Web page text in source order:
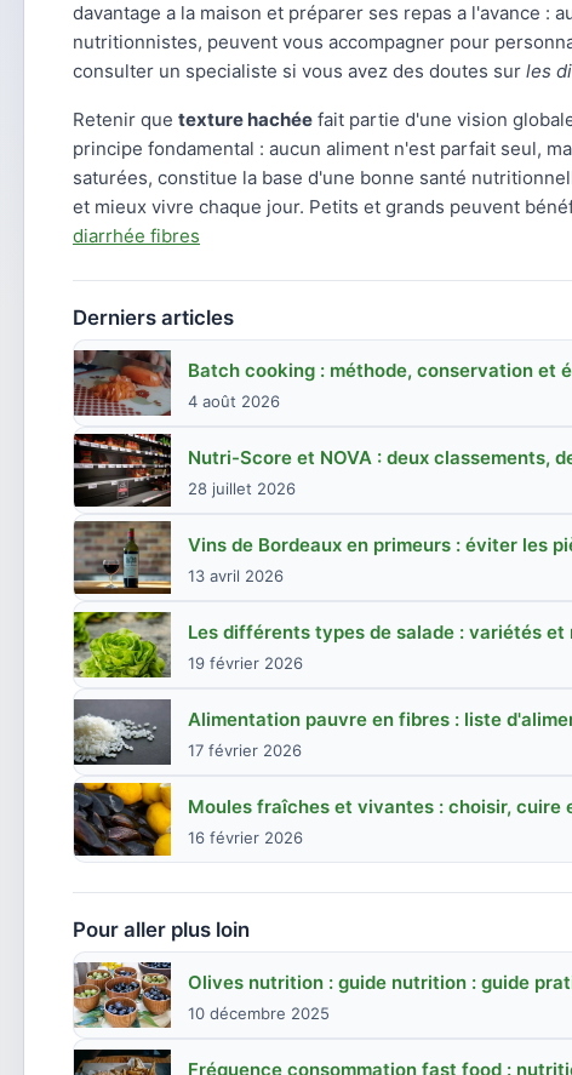
davantage a la maison et préparer ses repas a l'avance
nutritionnistes, peuvent vous accompagner pour
consulter un specialiste si vous avez des doutes sur les
Retenir que texture hachée fait partie d'une vision
principe fondamental : aucun aliment n'est parfait seul,
saturées, constitue la base d'une bonne santé
et mieux vivre chaque jour. Petits et grands peuvent
diarrhée fibres
Derniers articles
Batch cooking : méthode, conservation et
4 août 2026
Nutri-Score et NOVA : deux classements,
28 juillet 2026
Vins de Bordeaux en primeurs : éviter les
13 avril 2026
Les différents types de salade : variétés et
19 février 2026
Alimentation pauvre en fibres : liste
17 février 2026
Moules fraîches et vivantes : choisir, cuire
16 février 2026
Pour aller plus loin
Olives nutrition : guide nutrition : guide
10 décembre 2025
Fréquence consommation fast food :